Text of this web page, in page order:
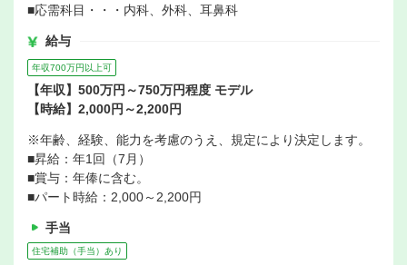
■応需科目・・・内科、外科、耳鼻科
給与
年収700万円以上可
【年収】500万円～750万円程度 モデル
【時給】2,000円～2,200円
※年齢、経験、能力を考慮のうえ、規定により決定します。
■昇給：年1回（7月）
■賞与：年俸に含む。
■パート時給：2,000～2,200円
手当
住宅補助（手当）あり